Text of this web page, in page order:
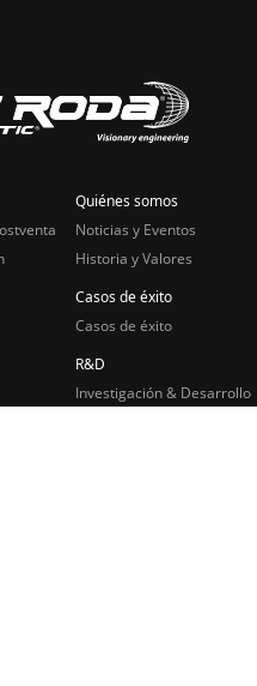
Quiénes somos
Noticias y Eventos
Historia y Valores
Casos de éxito
Casos de éxito
R&D
Investigación & Desarrollo